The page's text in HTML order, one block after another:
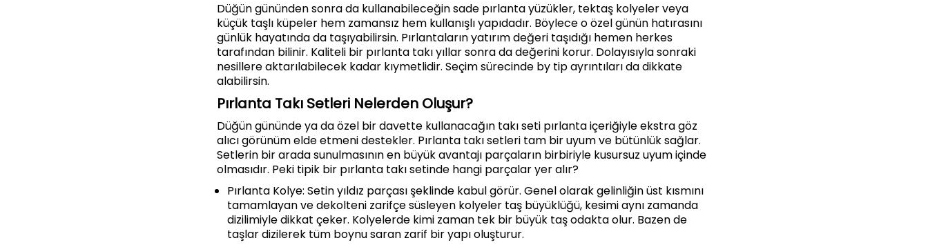
Düğün gününden sonra da kullanabileceğin sade pırlanta yüzükler, tektaş kolyeler veya
küçük taşlı küpeler hem zamansız hem kullanışlı yapıdadır. Böylece o özel günün hatırasını
günlük hayatında da taşıyabilirsin. Pırlantaların yatırım değeri taşıdığı hemen herkes
tarafından bilinir. Kaliteli bir pırlanta takı yıllar sonra da değerini korur. Dolayısıyla sonraki
nesillere aktarılabilecek kadar kıymetlidir. Seçim sürecinde by tip ayrıntıları da dikkate
alabilirsin.
Pırlanta Takı Setleri Nelerden Oluşur?
Düğün gününde ya da özel bir davette kullanacağın takı seti pırlanta içeriğiyle ekstra göz
alıcı görünüm elde etmeni destekler. Pırlanta takı setleri tam bir uyum ve bütünlük sağlar.
Setlerin bir arada sunulmasının en büyük avantajı parçaların birbiriyle kusursuz uyum içinde
olmasıdır. Peki tipik bir pırlanta takı setinde hangi parçalar yer alır?
Pırlanta Kolye: Setin yıldız parçası şeklinde kabul görür. Genel olarak gelinliğin üst kısmını
tamamlayan ve dekolteni zarifçe süsleyen kolyeler taş büyüklüğü, kesimi aynı zamanda
dizilimiyle dikkat çeker. Kolyelerde kimi zaman tek bir büyük taş odakta olur. Bazen de
taşlar dizilerek tüm boynu saran zarif bir yapı oluşturur.